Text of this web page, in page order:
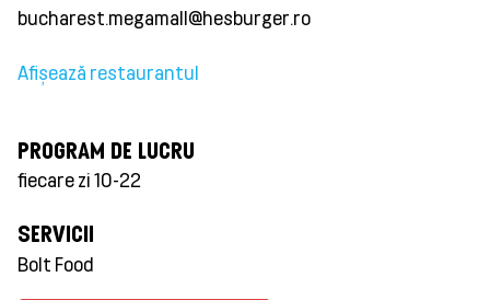
bucharest.megamall@hesburger.ro
Afișează restaurantul
PROGRAM DE LUCRU
fiecare zi 10-22
SERVICII
Bolt Food